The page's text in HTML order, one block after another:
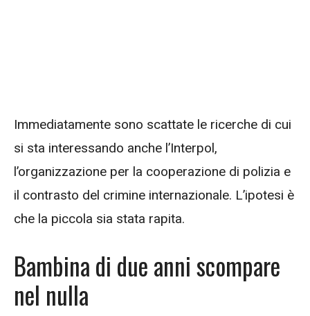
Immediatamente sono scattate le ricerche di cui
si sta interessando anche l’Interpol,
l’organizzazione per la cooperazione di polizia e
il contrasto del crimine internazionale. L’ipotesi è
che la piccola sia stata rapita.
Bambina di due anni scompare
nel nulla